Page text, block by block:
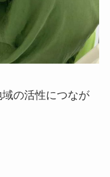
の活性につなが